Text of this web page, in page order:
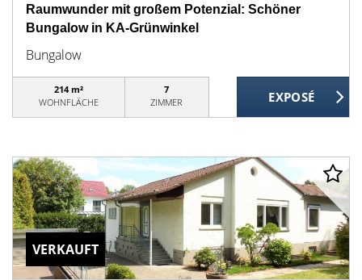
Raumwunder mit großem Potenzial: Schöner
Bungalow in KA-Grünwinkel
Bungalow
214 m²
WOHNFLÄCHE
7
ZIMMER
VERKAUFT